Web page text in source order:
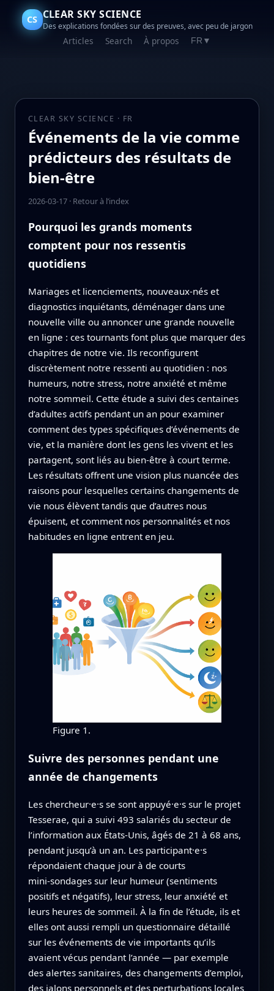
CS CLEAR SKY SCIENCE
Des explications fondées sur des preuves, avec peu de jargon
Articles Search À propos FR ▼
CLEAR SKY SCIENCE · FR
Événements de la vie comme
prédicteurs des résultats de
bien-être
2026-03-17· Retour à l’index
Pourquoi les grands moments
comptent pour nos ressentis
quotidiens
Mariages et licenciements, nouveaux-nés et
diagnostics inquiétants, déménager dans une
nouvelle ville ou annoncer une grande nouvelle
en ligne : ces tournants font plus que marquer des
chapitres de notre vie. Ils reconfigurent
discrètement notre ressenti au quotidien : nos
humeurs, notre stress, notre anxiété et même
notre sommeil. Cette étude a suivi des centaines
d’adultes actifs pendant un an pour examiner
comment des types spécifiques d’événements de
vie, et la manière dont les gens les vivent et les
partagent, sont liés au bien-être à court terme.
Les résultats offrent une vision plus nuancée des
raisons pour lesquelles certains changements de
vie nous élèvent tandis que d’autres nous
épuisent, et comment nos personnalités et nos
habitudes en ligne entrent en jeu.
Figure 1.
Suivre des personnes pendant une
année de changements
Les chercheur·e·s se sont appuyé·e·s sur le projet
Tesserae, qui a suivi 493 salariés du secteur de
l’information aux États-Unis, âgés de 21 à 68 ans,
pendant jusqu’à un an. Les participant·e·s
répondaient chaque jour à de courts
mini‑sondages sur leur humeur (sentiments
positifs et négatifs), leur stress, leur anxiété et
leurs heures de sommeil. À la fin de l’étude, ils et
elles ont aussi rempli un questionnaire détaillé
sur les événements de vie importants qu’ils
avaient vécus pendant l’année — par exemple
des alertes sanitaires, des changements d’emploi,
des jalons personnels et des perturbations locales